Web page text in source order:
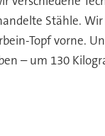
Stähle.
Topf vorne.
– um 130